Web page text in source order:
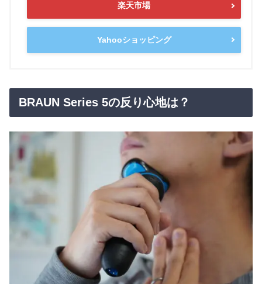
楽天市場
Yahooショッピング
BRAUN Series 5の反り心地は？